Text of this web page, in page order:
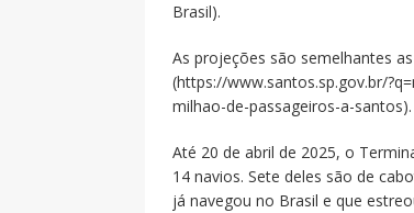
Brasil).
As projeções são semelhantes
(https://www.santos.sp.gov.br/
milhao-de-passageiros-a-santos).
Até 20 de abril de 2025, o
14 navios. Sete deles são de
já navegou no Brasil e que